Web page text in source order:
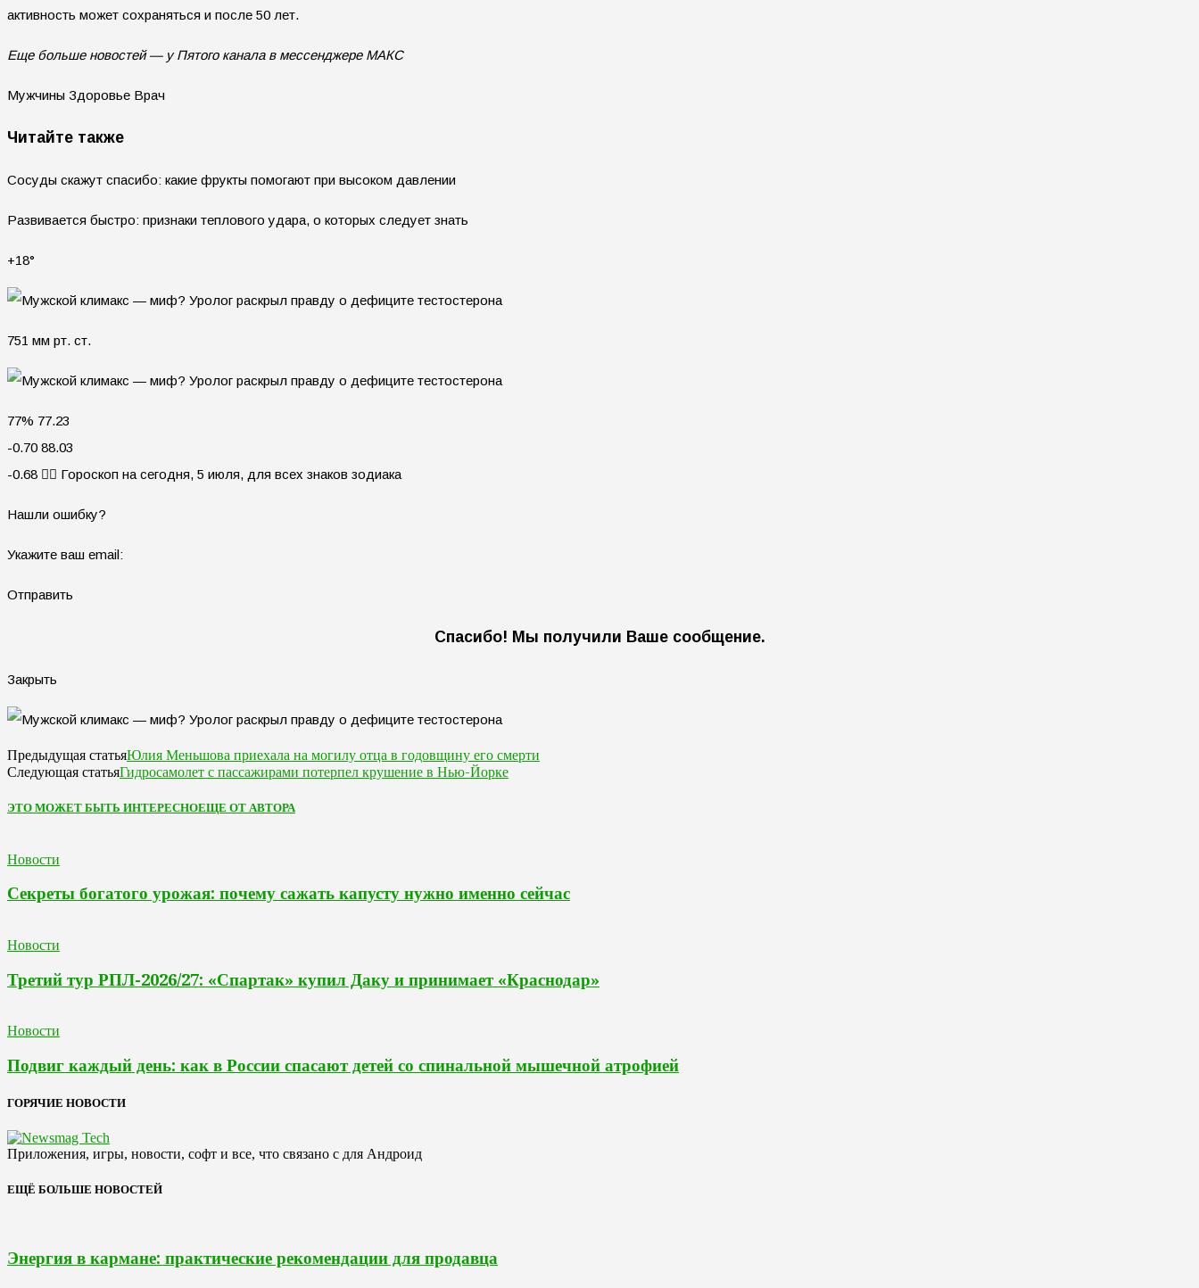
активность может сохраняться и после 50 лет.
Еще больше новостей — у Пятого канала в мессенджере МАКС
Мужчины Здоровье Врач
Читайте также
Сосуды скажут спасибо: какие фрукты помогают при высоком давлении
Развивается быстро: признаки теплового удара, о которых следует знать
+18°
751 мм рт. ст.
77% 77.23
-0.70 88.03
-0.68 🧙‍♀ Гороскоп на сегодня, 5 июля, для всех знаков зодиака
Нашли ошибку?
Укажите ваш email:
Отправить
Спасибо! Мы получили Ваше сообщение.
Закрыть
Предыдущая статьяЮлия Меньшова приехала на могилу отца в годовщину его смерти
Следующая статьяГидросамолет с пассажирами потерпел крушение в Нью-Йорке
ЭТО МОЖЕТ БЫТЬ ИНТЕРЕСНОЕЩЕ ОТ АВТОРА
Новости
Секреты богатого урожая: почему сажать капусту нужно именно сейчас
Новости
Третий тур РПЛ-2026/27: «Спартак» купил Даку и принимает «Краснодар»
Новости
Подвиг каждый день: как в России спасают детей со спинальной мышечной атрофией
ГОРЯЧИЕ НОВОСТИ
Приложения, игры, новости, софт и все, что связано с для Андроид
ЕЩЁ БОЛЬШЕ НОВОСТЕЙ
Энергия в кармане: практические рекомендации для продавца